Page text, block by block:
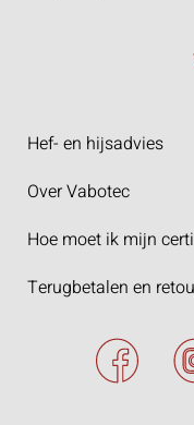
Hef- en hijsadvies
Over Vabotec
Hoe moet ik mijn
Terugbetalen en